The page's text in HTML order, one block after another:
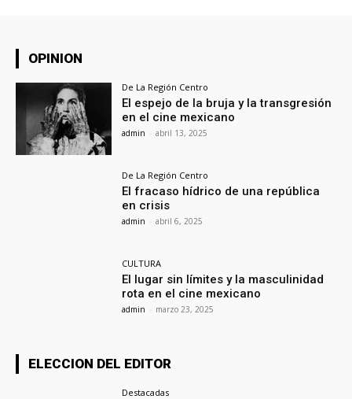
OPINION
De La Región Centro
El espejo de la bruja y la transgresión
en el cine mexicano
admin - abril 13, 2025
De La Región Centro
El fracaso hídrico de una república
en crisis
admin - abril 6, 2025
CULTURA
El lugar sin límites y la masculinidad
rota en el cine mexicano
admin - marzo 23, 2025
ELECCION DEL EDITOR
Destacadas